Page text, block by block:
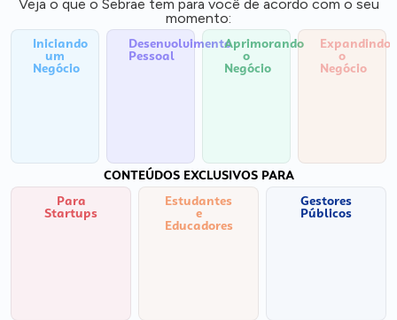
Veja o que o Sebrae tem para você de acordo com o seu
momento:
Iniciando
um
Negócio
Desenvolvimento
Pessoal
Aprimorando
o
Negócio
Expandindo
o
Negócio
CONTEÚDOS EXCLUSIVOS PARA
Para
Startups
Estudantes
e
Educadores
Gestores
Públicos